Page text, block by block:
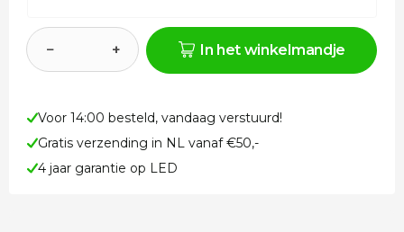
− + In het winkelmandje
Voor 14:00 besteld, vandaag verstuurd!
Gratis verzending in NL vanaf €50,-
4 jaar garantie op LED